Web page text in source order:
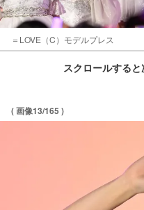
＝LOVE（C）モデルプレス
スクロールする
( 画像13/165 )